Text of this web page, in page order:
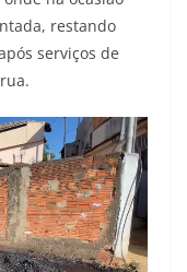
restando
serviços de